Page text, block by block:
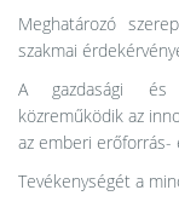
Meghatározó
szakmai
A gazdasági és
közreműködik az
az emberi erőforrás-
Tevékenységét a